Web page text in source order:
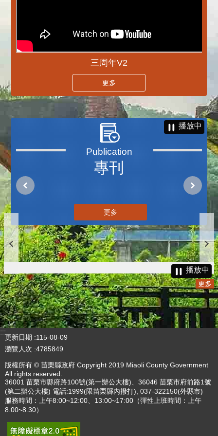
三周年V2
更多
專刊
播放中
播放中
:::
更新日期 115-08-09
瀏覽人次
4785849
版權所有 © 苗栗縣政府 Copyright 2019 Miaoli County Government
All rights reserved.